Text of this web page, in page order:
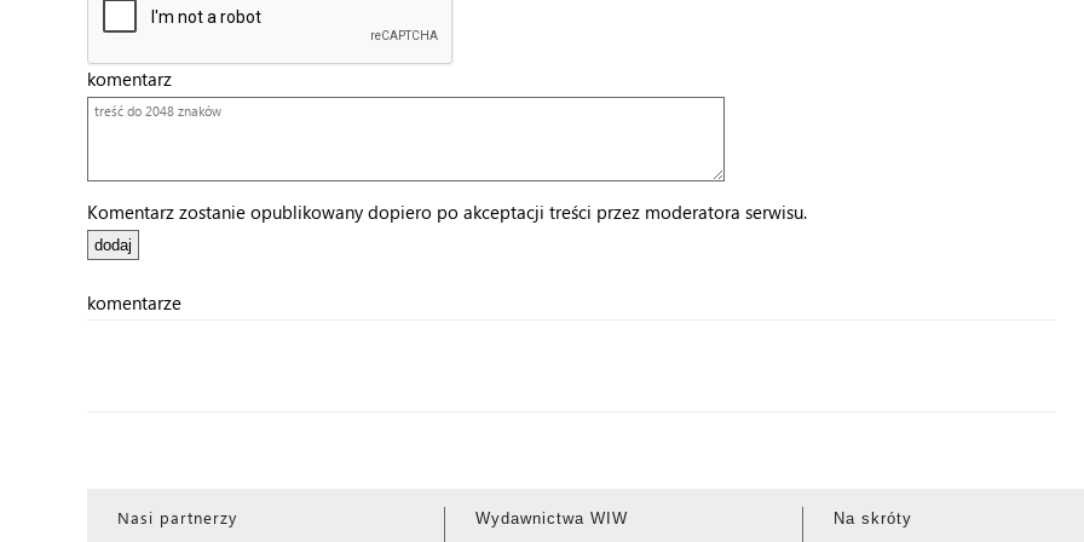
komentarz
Komentarz zostanie opublikowany dopiero po akceptacji treści przez moderatora serwisu.
komentarze
Nasi partnerzy Wydawnictwa WIW Na skróty